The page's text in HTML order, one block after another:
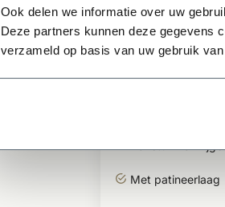
Ook delen we informatie over uw
Deze partners kunnen deze gegevens
verzameld op basis van uw gebruik
Op voorraad
vieilli rood
Met patineerlaag